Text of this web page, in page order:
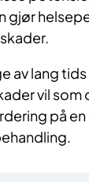
gjør
av lang
vil
på